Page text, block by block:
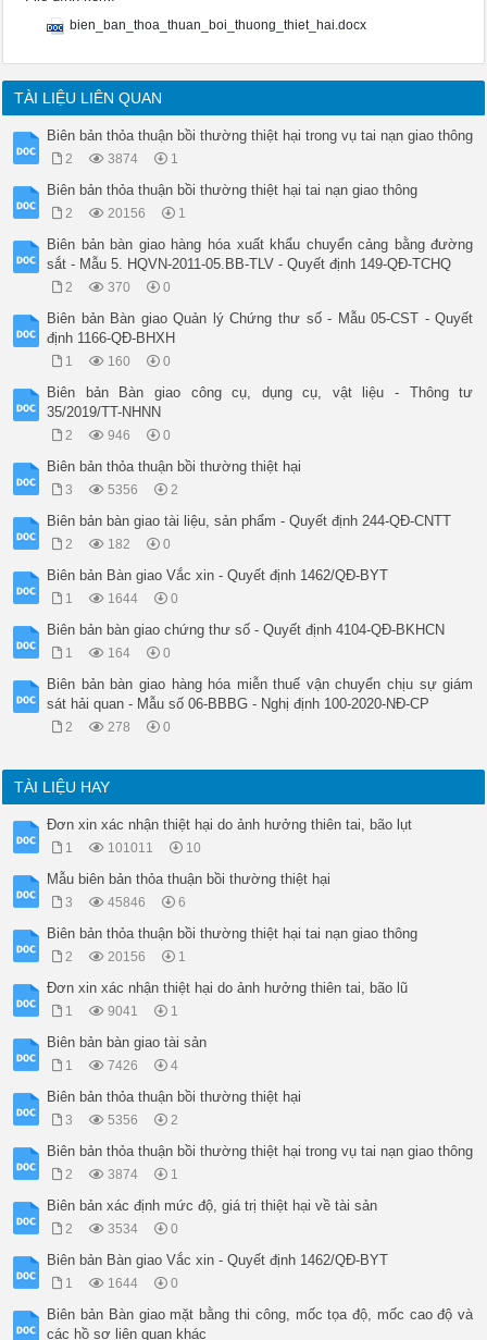
Họ và tên:
Chứng minh thư nhân dân/Căn cước công dân/Hộ
Chỗ ở hiện tại: .........
Người làm chứng
Họ và tên:
Chứng minh thư nhân dân/Căn cước công dân/Hộ chiếu:
Cấp ngày: .../.../ tại: .
Hộ khẩu thường trú:
Chỗ ở hiện tại: .........
Chứng minh thư nhân dân/Căn cước công dân/Hộ chiếu:
Cấp ngày: .../.../ tại: ......
Hộ khẩu thường trú:
Nội dung vụ việc
.....
.....
Nội dung thỏa thuận của các bên
Nay bên A và bên B cùng thỏa thuận về việc bồi thường
.....
.....
Các bên cam đoan thực hiện các thỏa thuận đã nêu. Nếu
Biên bản này đã đọc cho những người có tên trên nghe, công
Bên A
(ký và ghi rõ họ tên)
(ký và ghi rõ họ tên)
(ký và ghi rõ họ tên)
Người làm chứng:
Người làm chứng 2
(ký và ghi rõ họ tên)
bien_ban_thoa_thuan_boi_thuong_thiet_hai.docx
TÀI LIỆU LIÊN QUAN
Biên bản thỏa thuận bồi thường thiệt hại trong vụ tai nạn giao thông
2 3874 1
Biên bản thỏa thuận bồi thường thiệt hại tai nạn giao thông
2 20156 1
Biên bản bàn giao hàng hóa xuất khẩu chuyển cảng bằng đường
sắt - Mẫu 5. HQVN-2011-05.BB-TLV - Quyết định 149-QĐ-TCHQ
2 370 0
Biên bản Bàn giao Quản lý Chứng thư số - Mẫu 05-CST - Quyết
định 1166-QĐ-BHXH
1 160 0
Biên bản Bàn giao công cụ, dụng cụ, vật liệu - Thông tư
35/2019/TT-NHNN
2 946 0
Biên bản thỏa thuận bồi thường thiệt hại
3 5356 2
Biên bản bàn giao tài liệu, sản phẩm - Quyết định 244-QĐ-CNTT
2 182 0
Biên bản Bàn giao Vắc xin - Quyết định 1462/QĐ-BYT
1 1644 0
Biên bản bàn giao chứng thư số - Quyết định 4104-QĐ-BKHCN
1 164 0
Biên bản bàn giao hàng hóa miễn thuế vận chuyển chịu sự giám
sát hải quan - Mẫu số 06-BBBG - Nghị định 100-2020-NĐ-CP
2 278 0
TÀI LIỆU HAY
Đơn xin xác nhận thiệt hại do ảnh hưởng thiên tai, bão lụt
1 101011 10
Mẫu biên bản thỏa thuận bồi thường thiệt hại
3 45846 6
Biên bản thỏa thuận bồi thường thiệt hại tai nạn giao thông
2 20156 1
Đơn xin xác nhận thiệt hại do ảnh hưởng thiên tai, bão lũ
1 9041 1
Biên bản bàn giao tài sản
1 7426 4
Biên bản thỏa thuận bồi thường thiệt hại
3 5356 2
Biên bản thỏa thuận bồi thường thiệt hại trong vụ tai nạn giao thông
2 3874 1
Biên bản xác định mức độ, giá trị thiệt hại về tài sản
2 3534 0
Biên bản Bàn giao Vắc xin - Quyết định 1462/QĐ-BYT
1 1644 0
Biên bản Bàn giao mặt bằng thi công, mốc tọa độ, mốc cao độ và
các hồ sơ liên quan khác